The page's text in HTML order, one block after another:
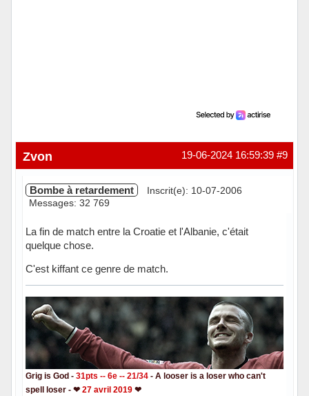
#9
19-06-2024 16:59:39
Zvon
Bombe à retardement
Inscrit(e): 10-07-2006
Messages: 32 769
La fin de match entre la Croatie et l'Albanie, c'était
quelque chose.
C'est kiffant ce genre de match.
Grig is God - 31pts -- 6e -- 21/34 - A looser is a loser who can't
spell loser - ❤ 27 avril 2019❤